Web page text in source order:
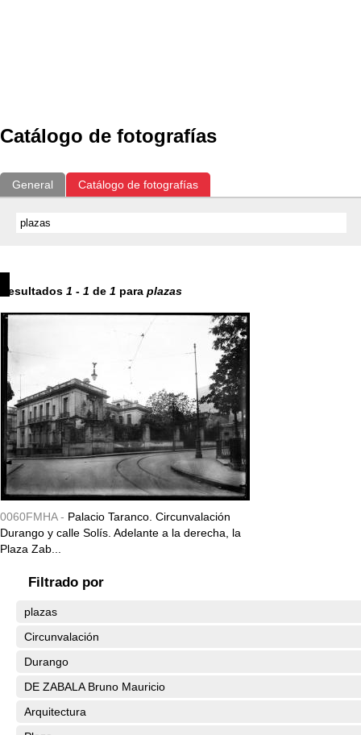
Catálogo de fotografías
General Catálogo de fotografías
Resultados 1 - 1 de 1 para plazas
0060FMHA - Palacio Taranco. Circunvalación
Durango y calle Solís. Adelante a la derecha, la
Plaza Zab...
Filtrado por
plazas
Circunvalación
Durango
DE ZABALA Bruno Mauricio
Arquitectura